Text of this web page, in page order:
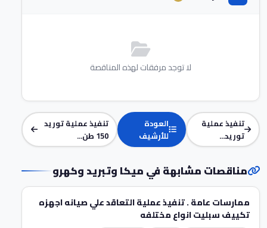
لا توجد مرفقات لهذه المناقصة
تنفيذ عملية
توريد...
العودة
للأرشيف
تنفيذ عملية توريد
150 طن...
مناقصات مشابهة في ميكا وتبريد وكهرو
ممارسات عامة . تنفيذ عملية التعاقد علي صيانه اجهزه
تكييف سبليت انواع مختلفه